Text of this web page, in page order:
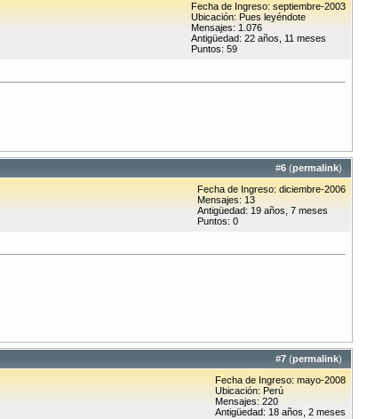
Fecha de Ingreso: septiembre-2003
Ubicación: Pues leyéndote
Mensajes: 1.076
Antigüedad: 22 años, 11 meses
Puntos: 59
#6 (permalink)
Fecha de Ingreso: diciembre-2006
Mensajes: 13
Antigüedad: 19 años, 7 meses
Puntos: 0
#7 (permalink)
Fecha de Ingreso: mayo-2008
Ubicación: Perú
Mensajes: 220
Antigüedad: 18 años, 2 meses